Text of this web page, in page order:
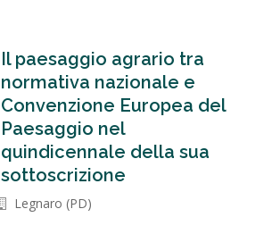
Il paesaggio agrario tra
normativa nazionale e
Convenzione Europea del
Paesaggio nel
quindicennale della sua
sottoscrizione
Legnaro (PD)